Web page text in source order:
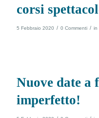
corsi
5 Febbraio 2020 / 0 Commenti / in
Nuove date a
imperfetto!